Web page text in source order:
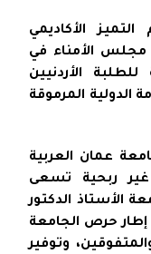
الأكاديمي
مجلس الأمناء في
الأردنيين
الدولية المرموقة
عمان العربية
غير ربحية تسعى
الأستاذ الدكتور
إطار حرص الجامعة
وتوفير